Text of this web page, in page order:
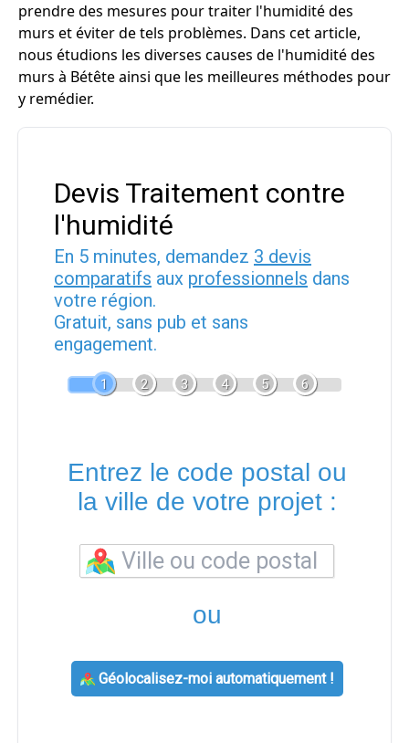
prendre des mesures pour traiter l'humidité des
murs et éviter de tels problèmes. Dans cet article,
nous étudions les diverses causes de l'humidité des
murs à Bétête ainsi que les meilleures méthodes pour
y remédier.
Devis Traitement contre
l'humidité
En 5 minutes, demandez 3 devis
comparatifs aux professionnels dans
votre région.
Gratuit, sans pub et sans
engagement.
1 2 3 4 5 6
Entrez le code postal ou
la ville de votre projet :
ou
Géolocalisez-moi automatiquement !